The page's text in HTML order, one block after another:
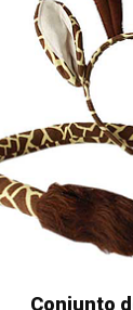
Conjunto